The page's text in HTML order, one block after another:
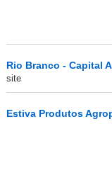
Rio Branco - Capital
site
Estiva Produtos